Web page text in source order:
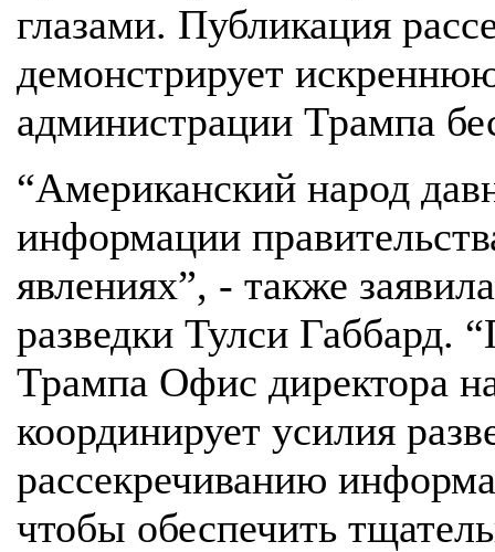
глазами. Публикация
демонстрирует
администрации Трампа
“Американский народ
информации
явлениях”, - также
разведки Тулси Габбард.
Трампа Офис директора
координирует усилия
рассекречиванию
чтобы обеспечить